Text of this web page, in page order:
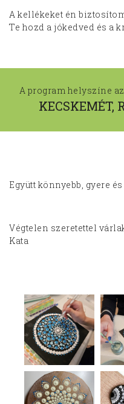
A kellékeket én
Te hozd a jókedved és a
A program helyszíne
KECSKEMÉT,
Együtt könnyebb, gyere
Végtelen szeretettel
Kata